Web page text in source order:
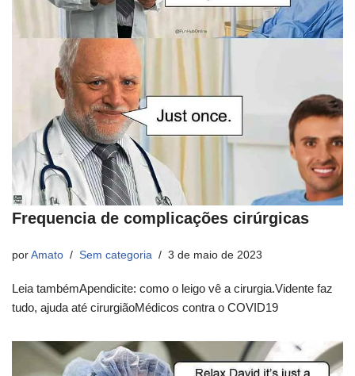
Frequencia de complicações cirúrgicas
por Amato Sem categoria 3 de maio de 2023
Leia tambémApendicite: como o leigo vê a cirurgia.Vidente faz
tudo, ajuda até cirurgiãoMédicos contra o COVID19